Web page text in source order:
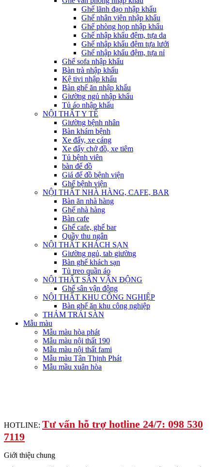
Ghế lãnh đạo nhập khẩu
Ghế nhân viên nhập khẩu
Ghế phòng họp nhập khẩu
Ghế nhập khẩu đệm, tựa da
Ghế nhập khẩu đệm tựa lưới
Ghế nhập khẩu đệm, tựa nỉ
Ghế sofa nhập khẩu
Bàn trà nhập khẩu
Kệ tivi nhập khẩu
Bàn ghế ăn nhập khẩu
Giường ngủ nhập khẩu
Tủ áo nhập khẩu
NỘI THẤT Y TẾ
Giường bệnh nhân
Bàn khám bệnh
Xe đẩy, xe cáng
Xe đẩy chở đồ, xe tiêm
Tủ bệnh viên
bàn để đồ
Giá để đồ bệnh viện
Ghế bệnh viện
NỘI THẤT NHÀ HÀNG, CAFE, BAR
Bàn ăn nhà hàng
Ghế nhà hàng
Bàn cafe
Ghế cafe, ghế bar
Quầy thu ngân
NỘI THẤT KHÁCH SẠN
Giường ngủ, tab giường
Bàn ghế khách sạn
Tủ treo quần áo
NỘI THẤT SÂN VẬN ĐỘNG
Ghế sân vận động
NỘI THẤT KHU CÔNG NGHIỆP
Bàn ghế ăn khu công nghiệp
THẢM TRẢI SÀN
Mẫu màu
Mẫu màu hòa phát
Mẫu màu nội thất 190
Mẫu màu nội thất fami
Mẫu màu Tân Thịnh Phát
Mẫu mầu xuân hòa
HOTLINE: Tư vấn hỗ trợ hotline 24/7: 098 530
7119
Giới thiệu chung